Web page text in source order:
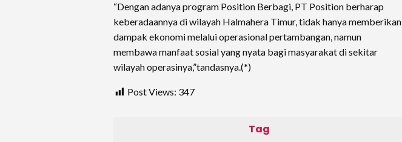
“Dengan adanya program Position Berbagi, PT Position berharap
keberadaannya di wilayah Halmahera Timur, tidak hanya memberikan
dampak ekonomi melalui operasional pertambangan, namun
membawa manfaat sosial yang nyata bagi masyarakat di sekitar
wilayah operasinya,”tandasnya.(*)
Post Views: 347
Tag